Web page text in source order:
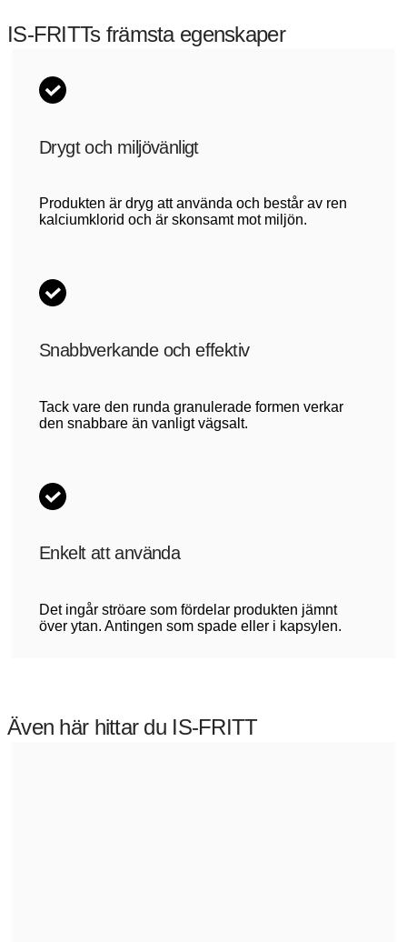
IS-FRITTs främsta egenskaper
Drygt och miljövänligt
Produkten är dryg att använda och består av ren
kalciumklorid och är skonsamt mot miljön.
Snabbverkande och effektiv
Tack vare den runda granulerade formen verkar
den snabbare än vanligt vägsalt.
Enkelt att använda
Det ingår ströare som fördelar produkten jämnt
över ytan. Antingen som spade eller i kapsylen.
Även här hittar du IS-FRITT